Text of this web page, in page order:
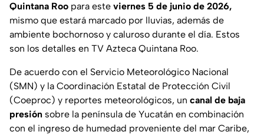
Quintana Roo para este viernes 5 de junio de 2026,
mismo que estará marcado por lluvias, además de
ambiente bochornoso y caluroso durante el día. Estos
son los detalles en TV Azteca Quintana Roo.
De acuerdo con el Servicio Meteorológico Nacional
(SMN) y la Coordinación Estatal de Protección Civil
(Coeproc) y reportes meteorológicos, un canal de baja
presión sobre la península de Yucatán en combinación
con el ingreso de humedad proveniente del mar Caribe,